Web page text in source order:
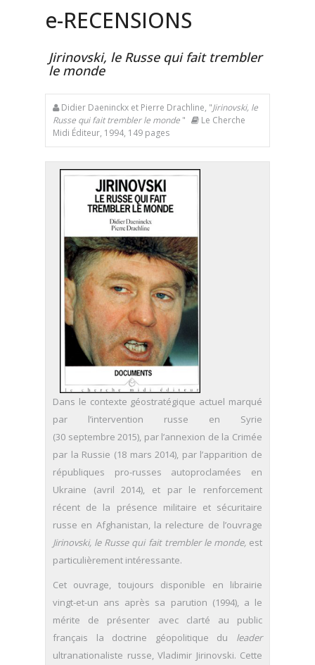
e-RECENSIONS
Jirinovski, le Russe qui fait trembler
le monde
Didier Daeninckx et Pierre Drachline, "Jirinovski, le
Russe qui fait trembler le monde "
Le Cherche
Midi Éditeur, 1994, 149 pages
Dans le contexte géostratégique actuel marqué
par l’intervention russe en Syrie
(30 septembre 2015), par l’annexion de la Crimée
par la Russie (18 mars 2014), par l’apparition de
républiques pro-russes autoproclamées en
Ukraine (avril 2014), et par le renforcement
récent de la présence militaire et sécuritaire
russe en Afghanistan, la relecture de l’ouvrage
Jirinovski, le Russe qui fait trembler le monde,est
particulièrement intéressante.
Cet ouvrage, toujours disponible en librairie
vingt-et-un ans après sa parution (1994), a le
mérite de présenter avec clarté au public
français la doctrine géopolitique du leader
ultranationaliste russe, Vladimir Jirinovski. Cette